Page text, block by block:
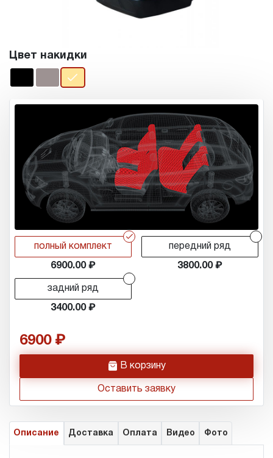
Цвет накидки
r
полный комплект
6900.00
передний ряд
3800.00
задний ряд
3400.00
6900
h В корзину
Оставить заявку
Описание Доставка Оплата Видео Фото